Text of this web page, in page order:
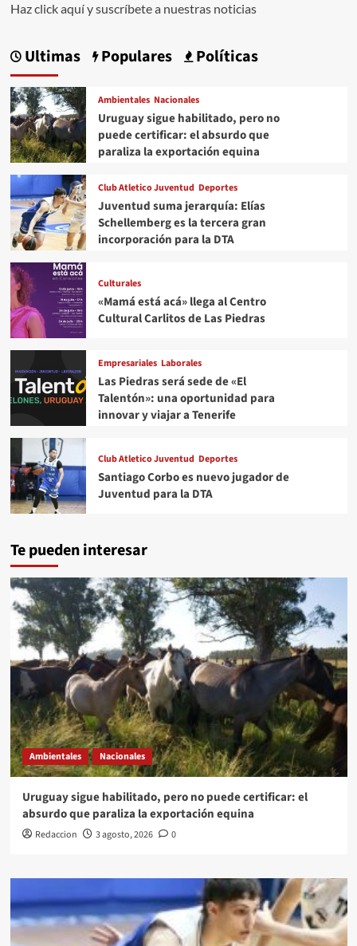
Haz click aquí y suscríbete a nuestras noticias
Ultimas Populares Políticas
Ambientales Nacionales
Uruguay sigue habilitado, pero no
puede certificar: el absurdo que
paraliza la exportación equina
Club Atletico Juventud Deportes
Juventud suma jerarquía: Elías
Schellemberg es la tercera gran
incorporación para la DTA
Culturales
«Mamá está acá» llega al Centro
Cultural Carlitos de Las Piedras
Empresariales Laborales
Las Piedras será sede de «El
Talentón»: una oportunidad para
innovar y viajar a Tenerife
Club Atletico Juventud Deportes
Santiago Corbo es nuevo jugador de
Juventud para la DTA
Te pueden interesar
Ambientales Nacionales
Uruguay sigue habilitado, pero no puede certificar: el
absurdo que paraliza la exportación equina
Redaccion 3 agosto, 2026 0